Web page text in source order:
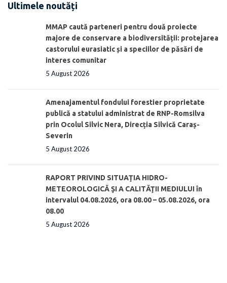
Ultimele noutăți
MMAP caută parteneri pentru două proiecte
majore de conservare a biodiversității: protejarea
castorului eurasiatic și a speciilor de păsări de
interes comunitar
5 August 2026
Amenajamentul fondului forestier proprietate
publică a statului administrat de RNP-Romsilva
prin Ocolul Silvic Nera, Direcția Silvică Caraș-
Severin
5 August 2026
RAPORT PRIVIND SITUAŢIA HIDRO-
METEOROLOGICĂ ŞI A CALITĂŢII MEDIULUI în
intervalul 04.08.2026, ora 08.00 – 05.08.2026, ora
08.00
5 August 2026